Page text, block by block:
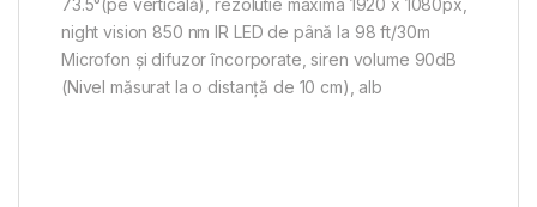
73.5°(pe verticală), rezolutie maxima 1920 x 1080px,
night vision 850 nm IR LED de până la 98 ft/30m
Microfon și difuzor încorporate, siren volume 90dB
(Nivel măsurat la o distanță de 10 cm), alb